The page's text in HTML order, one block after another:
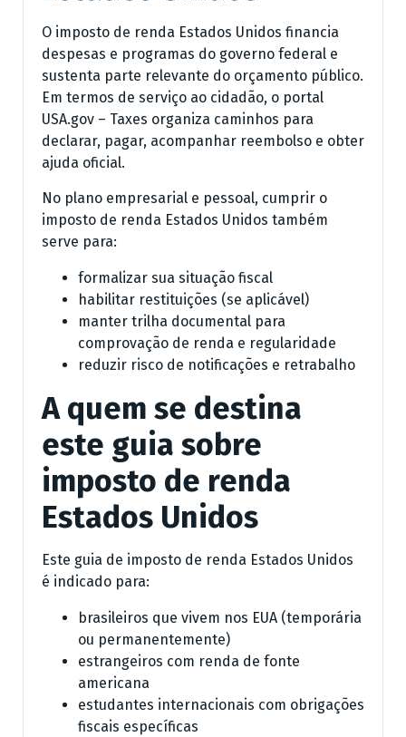
O imposto de renda Estados Unidos financia
despesas e programas do governo federal e
sustenta parte relevante do orçamento público.
Em termos de serviço ao cidadão, o portal
USA.gov – Taxes organiza caminhos para
declarar, pagar, acompanhar reembolso e obter
ajuda oficial.
No plano empresarial e pessoal, cumprir o
imposto de renda Estados Unidos também
serve para:
formalizar sua situação fiscal
habilitar restituições (se aplicável)
manter trilha documental para
comprovação de renda e regularidade
reduzir risco de notificações e retrabalho
A quem se destina
este guia sobre
imposto de renda
Estados Unidos
Este guia de imposto de renda Estados Unidos
é indicado para:
brasileiros que vivem nos EUA (temporária
ou permanentemente)
estrangeiros com renda de fonte
americana
estudantes internacionais com obrigações
fiscais específicas